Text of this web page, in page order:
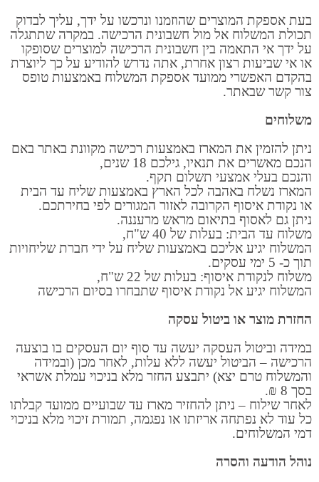
בעת אספקת המוצרים שהוזמנו ונרכשו על ידך, עליך לבדוק
תכולת המשלוח אל מול חשבונית הרכישה. במקרה שתתגלה
על ידך אי התאמה בין חשבונית הרכישה למוצרים שסופקו
או אי שביעות רצון אחרת, אתה נדרש להודיע על כך ליוצרת
בהקדם האפשרי ממועד אספקת המשלוח באמצעות טופס
צור קשר שבאתר.
משלוחים
ניתן להזמין את המארז באמצעות רכישה מקוונת באתר באם
הנכם מאשרים את תנאיו, גילכם 18 שנים,
והנכם בעלי אמצעי תשלום תקף.
המארז נשלח באהבה לכל הארץ באמצעות שליח עד הבית
או נקודת איסוף הקרובה לאזור המגורים לפי בחירתכם.
ניתן גם לאסוף בתיאום מראש מרעננה.
משלוח עד הבית: בעלות של 40 ש"ח,
המשלוח יגיע אליכם באמצעות שליח על ידי חברת שליחויות
תוך כ- 5 ימי עסקים.
משלוח לנקודת איסוף: בעלות של 22 ש"ח,
המשלוח יגיע אל נקודת איסוף שתבחרו בסיום הרכישה
החזרת מוצר או ביטול עסקה
במידה וביטול העסקה יעשה עד סוף יום העסקים בו בוצעה
הרכישה – הביטול יעשה ללא עלות, לאחר מכן (ובמידה
והמשלוח טרם יצא) יתבצע החזר מלא בניכוי עמלת אשראי
בסך 8 ₪.
לאחר שילוח – ניתן להחזיר מארז עד שבועיים ממועד קבלתו
כל עוד לא נפתחה אריזתו או נפגמה, תמורת זיכוי מלא בניכוי
דמי המשלוחים.
נוהל הודעה והסרה